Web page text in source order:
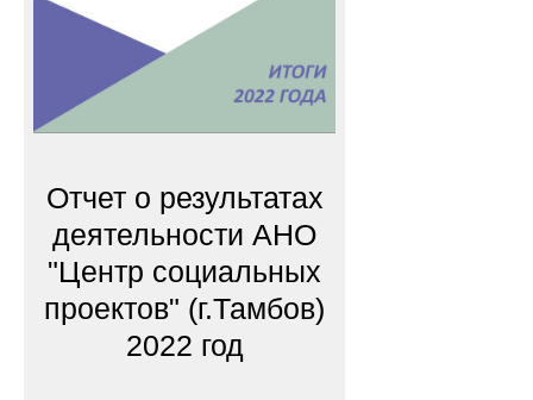
Отчет о результатах
деятельности АНО
"Центр социальных
проектов" (г.Тамбов)
2022 год